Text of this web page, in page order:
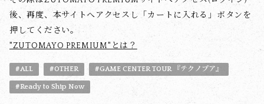
後、再度、本サイトへアクセスし「カートに入れる」ボタンを
押してください。
"ZUTOMAYO PREMIUM"とは？
#ALL #OTHER #GAME CENTER TOUR 『テクノプア』
#Ready to Ship Now